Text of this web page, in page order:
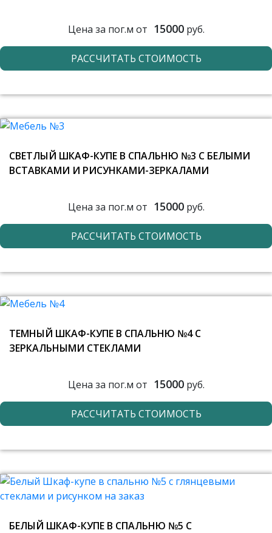
Цена за пог.м от 15000руб.
РАССЧИТАТЬ СТОИМОСТЬ
СВЕТЛЫЙ ШКАФ-КУПЕ В СПАЛЬНЮ №3 С БЕЛЫМИ
ВСТАВКАМИ И РИСУНКАМИ-ЗЕРКАЛАМИ
Цена за пог.м от 15000руб.
РАССЧИТАТЬ СТОИМОСТЬ
ТЕМНЫЙ ШКАФ-КУПЕ В СПАЛЬНЮ №4 С
ЗЕРКАЛЬНЫМИ СТЕКЛАМИ
Цена за пог.м от 15000руб.
РАССЧИТАТЬ СТОИМОСТЬ
БЕЛЫЙ ШКАФ-КУПЕ В СПАЛЬНЮ №5 С